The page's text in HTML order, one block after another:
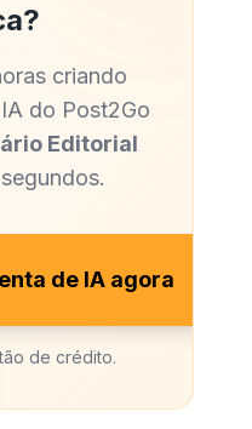
criando
do Post2Go
Editorial
de IA agora
de crédito.